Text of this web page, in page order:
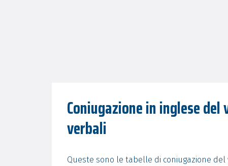
Coniugazione in inglese del
verbali
Queste sono le tabelle di coniugazione